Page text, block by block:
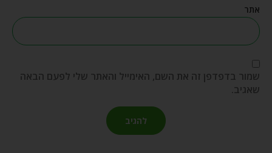
אתר
שמור בדפדפן זה את השם, האימייל והאתר שלי לפעם הבאה
שאגיב.